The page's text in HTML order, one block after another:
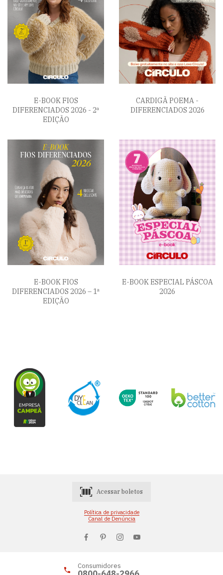
E-BOOK FIOS
DIFERENCIADOS 2026 - 2ª
EDIÇÃO
CARDIGÃ POEMA -
DIFERENCIADOS 2026
E-BOOK FIOS
DIFERENCIADOS 2026 – 1ª
EDIÇÃO
E-BOOK ESPECIAL PÁSCOA
2026
Acessar boletos
Política de privacidade
Canal de Denúncia
Consumidores